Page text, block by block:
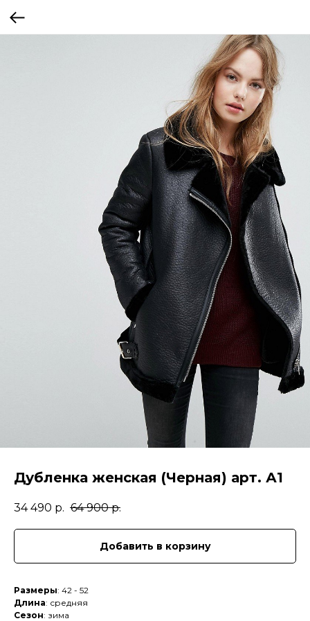
Дубленка женская (Черная) арт. А1
34 490 р. 64 900 р.
Добавить в корзину
Размеры: 42 - 52
Длина: средняя
Сезон: зима